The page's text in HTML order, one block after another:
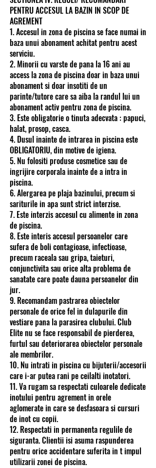
PENTRU ACCESUL LA BAZIN IN SCOP DE
AGREMENT
1. Accesul in zona de piscina se face numai in
baza unui abonament achitat pentru acest
serviciu.
2. Minorii cu varste de pana la 16 ani au
access la zona de piscina doar in baza unui
abonament si doar insotiti de un
parinte/tutore care sa aiba la randul lui un
abonament activ pentru zona de piscina.
3. Este obligatorie o tinuta adecvata : papuci,
halat, prosop, casca.
4. Dusul inainte de intrarea in piscina este
OBLIGATORIU, din motive de igiena.
5. Nu folositi produse cosmetice sau de
ingrijire corporala inainte de a intra in
piscina.
6. Alergarea pe plaja bazinului, precum si
sariturile in apa sunt strict interzise.
7. Este interzis accesul cu alimente in zona
de piscina.
8. Este interis accesul persoanelor care
sufera de boli contagioase, infectioase,
precum raceala sau gripa, taieturi,
conjunctivita sau orice alta problema de
sanatate care poate dauna persoanelor din
jur.
9. Recomandam pastrarea obiectelor
personale de orice fel in dulapurile din
vestiare pana la parasirea clubului. Club
Elite nu se face responsabil de pierderea,
furtul sau deteriorarea obiectelor personale
ale membrilor.
10. Nu intrati in piscina cu bijuterii/accesorii
care i-ar putea rani pe ceilalti inotatori.
11. Va rugam sa respectati culoarele dedicate
inotului pentru agrement in orele
aglomerate in care se desfasoara si cursuri
de inot cu copii.
12. Respectati in permanenta regulile de
siguranta. Clientii isi asuma raspunderea
pentru orice accidentare suferita in t impul
utilizarii zonei de piscina.